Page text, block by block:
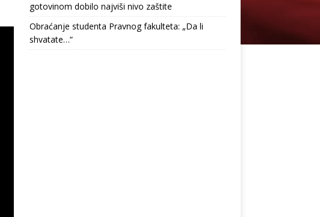
gotovinom dobilo najviši nivo zaštite
Obraćanje studenta Pravnog fakulteta: „Da li
shvatate…“